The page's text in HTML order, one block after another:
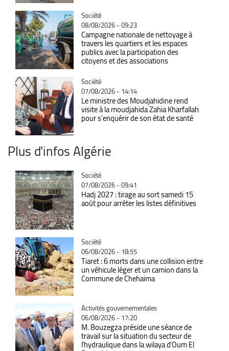
Catégorie
Société
08/08/2026 - 09:23
Campagne nationale de nettoyage à
travers les quartiers et les espaces
publics avec la participation des
citoyens et des associations
Catégorie
Société
07/08/2026 - 14:14
Le ministre des Moudjahidine rend
visite à la moudjahida Zahia Kharfallah
pour s'enquérir de son état de santé
Plus d'infos Algérie
Catégorie
Société
07/08/2026 - 09:41
Hadj 2027 : tirage au sort samedi 15
août pour arrêter les listes définitives
Catégorie
Société
06/08/2026 - 18:55
Tiaret : 6 morts dans une collision entre
un véhicule léger et un camion dans la
Commune de Chehaima
Catégorie
Activités gouvernementales
06/08/2026 - 17:20
M. Bouzegza préside une séance de
travail sur la situation du secteur de
l’hydraulique dans la wilaya d’Oum El